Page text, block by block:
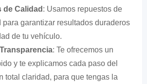
de Calidad : Usamos repuestos de
para garantizar resultados duraderos
de tu vehículo.
: Te ofrecemos un
y te explicamos cada paso del
total claridad, para que tengas la